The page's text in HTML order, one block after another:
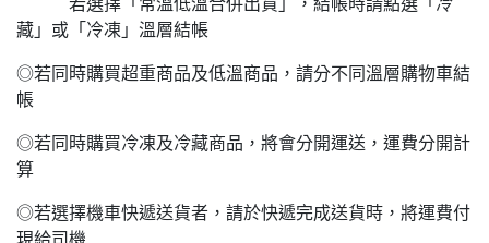
若選擇「常溫低溫合併出貨」，結帳時請點選「冷
藏」或「冷凍」溫層結帳
◎若同時購買超重商品及低溫商品，請分不同溫層購物車結
帳
◎若同時購買冷凍及冷藏商品，將會分開運送，運費分開計
算
◎若選擇機車快遞送貨者，請於快遞完成送貨時，將運費付
現給司機